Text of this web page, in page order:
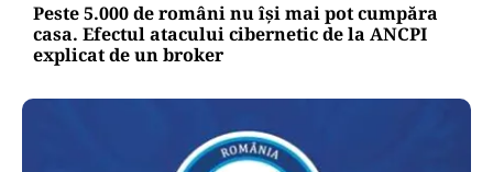
Peste 5.000 de români nu își mai pot cumpăra
casa. Efectul atacului cibernetic de la ANCPI
explicat de un broker